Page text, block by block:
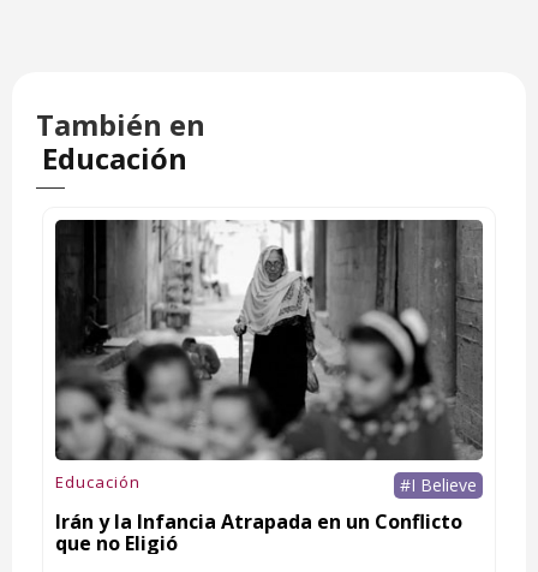
También en
Educación
Educación #I Believe
Irán y la Infancia Atrapada en un Conflicto
que no Eligió